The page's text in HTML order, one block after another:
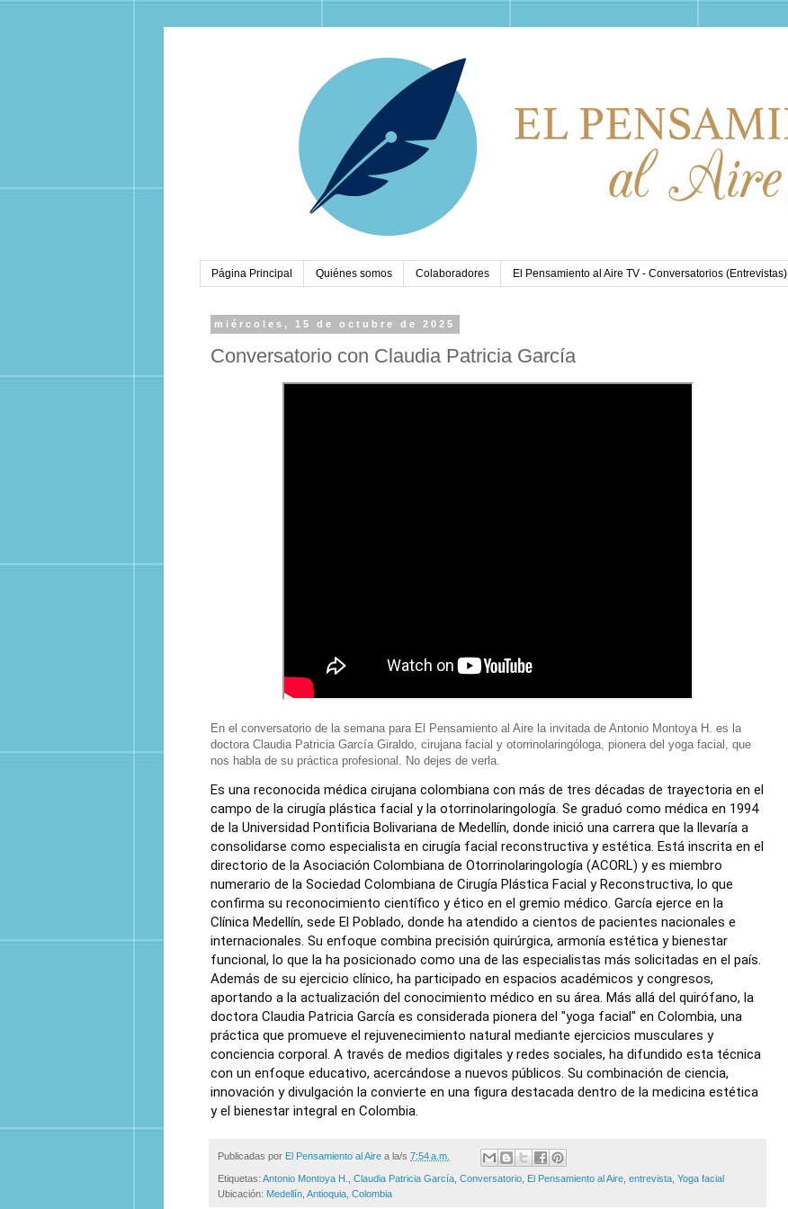
Página Principal Quiénes somos Colaboradores El Pensamiento al Aire TV - Conversatorios (Entrevistas)
miércoles, 15 de octubre de 2025
Conversatorio con Claudia Patricia García
En el conversatorio de la semana para El Pensamiento al Aire la invitada de Antonio Montoya H. es la
doctora Claudia Patricia García Giraldo, cirujana facial y otorrinolaringóloga, pionera del yoga facial, que
nos habla de su práctica profesional. No dejes de verla.
Es una reconocida médica cirujana colombiana con más de tres décadas de trayectoria en el
campo de la cirugía plástica facial y la otorrinolaringología. Se graduó como médica en 1994
de la Universidad Pontificia Bolivariana de Medellín, donde inició una carrera que la llevaría a
consolidarse como especialista en cirugía facial reconstructiva y estética. Está inscrita en el
directorio de la Asociación Colombiana de Otorrinolaringología (ACORL) y es miembro
numerario de la Sociedad Colombiana de Cirugía Plástica Facial y Reconstructiva, lo que
confirma su reconocimiento científico y ético en el gremio médico. García ejerce en la
Clínica Medellín, sede El Poblado, donde ha atendido a cientos de pacientes nacionales e
internacionales. Su enfoque combina precisión quirúrgica, armonía estética y bienestar
funcional, lo que la ha posicionado como una de las especialistas más solicitadas en el país.
Además de su ejercicio clínico, ha participado en espacios académicos y congresos,
aportando a la actualización del conocimiento médico en su área. Más allá del quirófano, la
doctora Claudia Patricia García es considerada pionera del "yoga facial" en Colombia, una
práctica que promueve el rejuvenecimiento natural mediante ejercicios musculares y
conciencia corporal. A través de medios digitales y redes sociales, ha difundido esta técnica
con un enfoque educativo, acercándose a nuevos públicos. Su combinación de ciencia,
innovación y divulgación la convierte en una figura destacada dentro de la medicina estética
y el bienestar integral en Colombia.
Publicadas por El Pensamiento al Aire a la/s 7:54 a.m.
Etiquetas: Antonio Montoya H. Claudia Patricia García Conversatorio El Pensamiento al Aire entrevista Yoga facial
Ubicación: Medellín, Antioquia, Colombia